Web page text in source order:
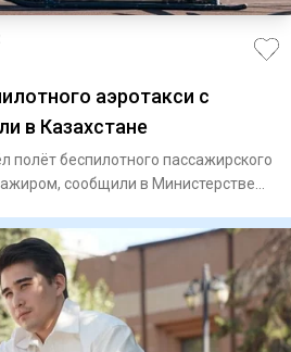
аэротакси с
в Казахстане
полёт беспилотного пассажирского
сообщили в Министерстве